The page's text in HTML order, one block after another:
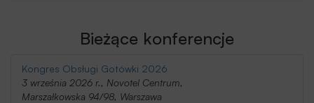
Bieżące konferencje
Kongres Obsługi Gotówki 2026
3 września 2026 r., Novotel Centrum,
Marszałkowska 94/98, Warszawa